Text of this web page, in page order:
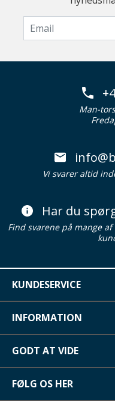
Man-
Vi svarer altid
Har du
Find svarene på mange
KUNDESERVICE
INFORMATION
GODT AT VIDE
FØLG OS HER